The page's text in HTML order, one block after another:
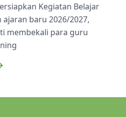
Kegiatan Belajar
baru 2026/2027,
membekali para guru